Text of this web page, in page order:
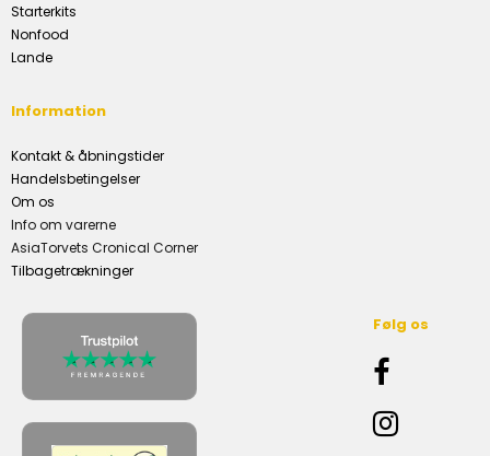
Starterkits
Nonfood
Lande
Information
Kontakt & åbningstider
Handelsbetingelser
Om os
Info om varerne
AsiaTorvets Cronical Corner
Tilbagetrækninger
Følg os